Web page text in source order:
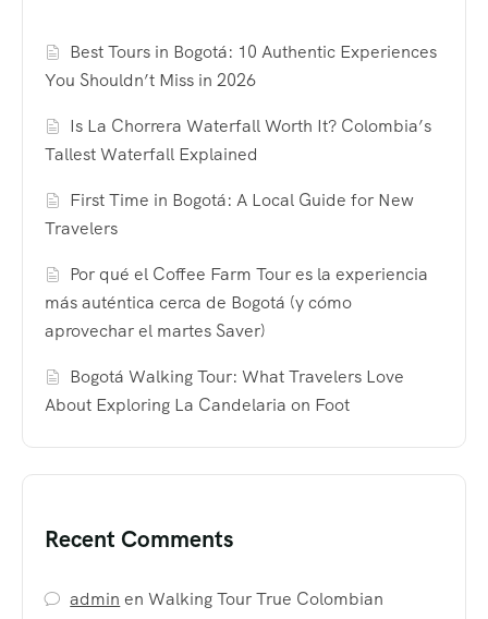
Best Tours in Bogotá: 10 Authentic Experiences
You Shouldn’t Miss in 2026
Is La Chorrera Waterfall Worth It? Colombia’s
Tallest Waterfall Explained
First Time in Bogotá: A Local Guide for New
Travelers
Por qué el Coffee Farm Tour es la experiencia
más auténtica cerca de Bogotá (y cómo
aprovechar el martes Saver)
Bogotá Walking Tour: What Travelers Love
About Exploring La Candelaria on Foot
Recent Comments
admin enWalking Tour True Colombian